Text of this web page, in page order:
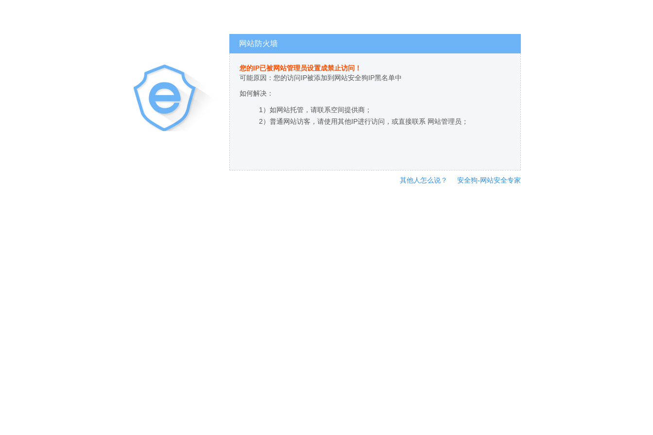
网站防火墙
您的IP已被网站管理员设置成禁止访问！
可能原因：您的访问IP被添加到网站安全狗IP黑名单中
如何解决：
1）如网站托管，请联系空间提供商；
2）普通网站访客，请使用其他IP进行访问，或直接联系 网站管理员；
其他人怎么说？ 安全狗-网站安全专家